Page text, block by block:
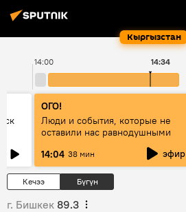
Кыргызстан
14:00 14:34
ОГО!
Люди и события, которые не
оставили нас равнодушными
14:04 38 мин эфир
Кечээ Бүгүн
г. Бишкек 89.3